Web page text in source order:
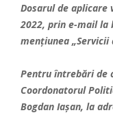
Dosarul de aplicare
2022, prin e-mail la
mențiunea „Servicii
Pentru întrebări de
Coordonatorul
Bogdan Iașan, la